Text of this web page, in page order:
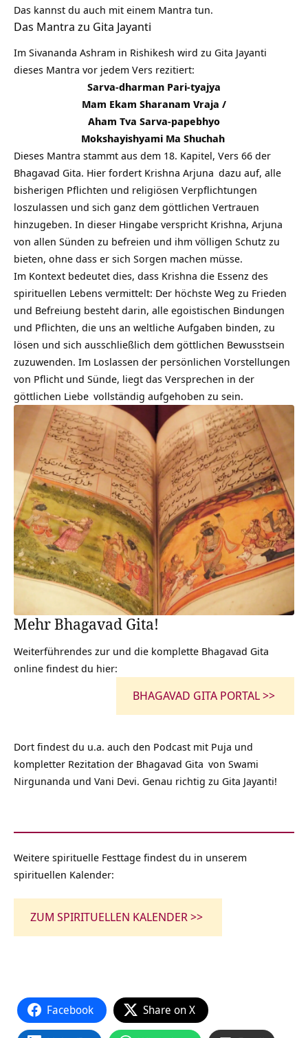
Das kannst du auch mit einem Mantra tun.
Das Mantra zu Gita Jayanti
Im Sivananda Ashram in Rishikesh wird zu Gita Jayanti
dieses Mantra vor jedem Vers rezitiert:
Sarva-dharman Pari-tyajya
Mam Ekam Sharanam Vraja /
Aham Tva Sarva-papebhyo
Mokshayishyami Ma Shuchah
Dieses Mantra stammt aus dem 18. Kapitel, Vers 66 der
Bhagavad Gita. Hier fordert Krishna Arjuna dazu auf, alle
bisherigen Pflichten und religiösen Verpflichtungen
loszulassen und sich ganz dem göttlichen Vertrauen
hinzugeben. In dieser Hingabe verspricht Krishna, Arjuna
von allen Sünden zu befreien und ihm völligen Schutz zu
bieten, ohne dass er sich Sorgen machen müsse.
Im Kontext bedeutet dies, dass Krishna die Essenz des
spirituellen Lebens vermittelt: Der höchste Weg zu Frieden
und Befreiung besteht darin, alle egoistischen Bindungen
und Pflichten, die uns an weltliche Aufgaben binden, zu
lösen und sich ausschließlich dem göttlichen Bewusstsein
zuzuwenden. Im Loslassen der persönlichen Vorstellungen
von Pflicht und Sünde, liegt das Versprechen in der
göttlichen Liebe vollständig aufgehoben zu sein.
Mehr Bhagavad Gita!
Weiterführendes zur und die komplette Bhagavad Gita
online findest du hier:
BHAGAVAD GITA PORTAL >>
Dort findest du u.a. auch den Podcast mit Puja und
kompletter Rezitation der Bhagavad Gita von Swami
Nirgunanda und Vani Devi. Genau richtig zu Gita Jayanti!
Weitere spirituelle Festtage findest du in unserem
spirituellen Kalender:
ZUM SPIRITUELLEN KALENDER >>
Facebook Share on X